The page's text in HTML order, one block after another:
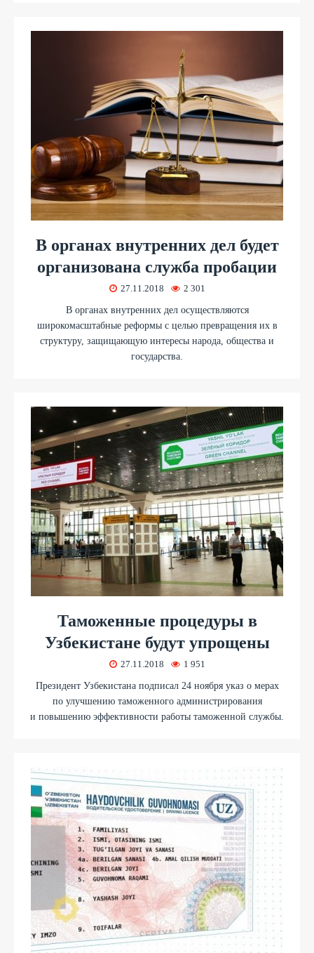
В органах внутренних дел будет
организована служба пробации
27.11.2018 2 301
В органах внутренних дел осуществляются
широкомасштабные реформы с целью превращения их в
структуру, защищающую интересы народа, общества и
государства.
Таможенные процедуры в
Узбекистане будут упрощены
27.11.2018 1 951
Президент Узбекистана подписал 24 ноября указ о мерах
по улучшению таможенного администрирования
и повышению эффективности работы таможенной службы.